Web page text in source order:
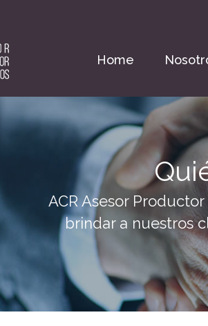
Home
ACR Asesor
brindar a nuestros